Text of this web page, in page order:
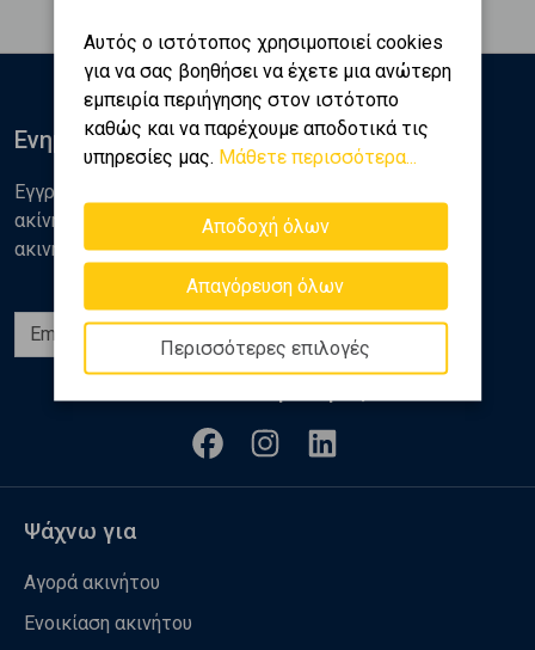
Αυτός ο ιστότοπος χρησιμοποιεί cookies
για να σας βοηθήσει να έχετε μια ανώτερη
εμπειρία περιήγησης στον ιστότοπο
καθώς και να παρέχουμε αποδοτικά τις
υπηρεσίες μας. Μάθετε περισσότερα...
Αποδοχή όλων
Απαγόρευση όλων
Περισσότερες επιλογές
Ενημερωθείτε
Εγγραφείτε στο newsletter της Golden Home για νέα
ακίνητα, αναλύσεις και διάφορα θέματα της αγοράς
ακινήτων
Ψάχνω για
Αγορά ακινήτου
Ενοικίαση ακινήτου